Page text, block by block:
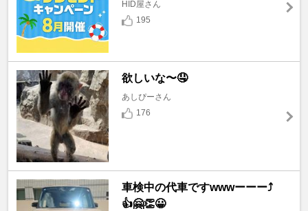
HID屋さん
195
欲しいな〜🤤
あしぴーさん
176
車検中の代車ですwwwーーー⤴️
👍🤗👏😀